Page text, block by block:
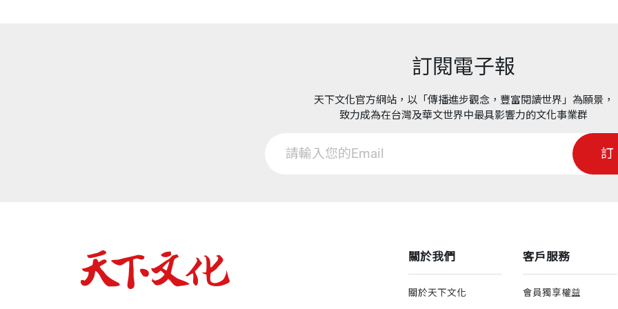
訂閱電子報
天下文化官方網站，以「傳播進步觀念，豐富閱讀世界」為願景，
致力成為在台灣及華文世界中最具影響力的文化事業群
關於我們
關於天下文化
客戶服務
會員獨享權益